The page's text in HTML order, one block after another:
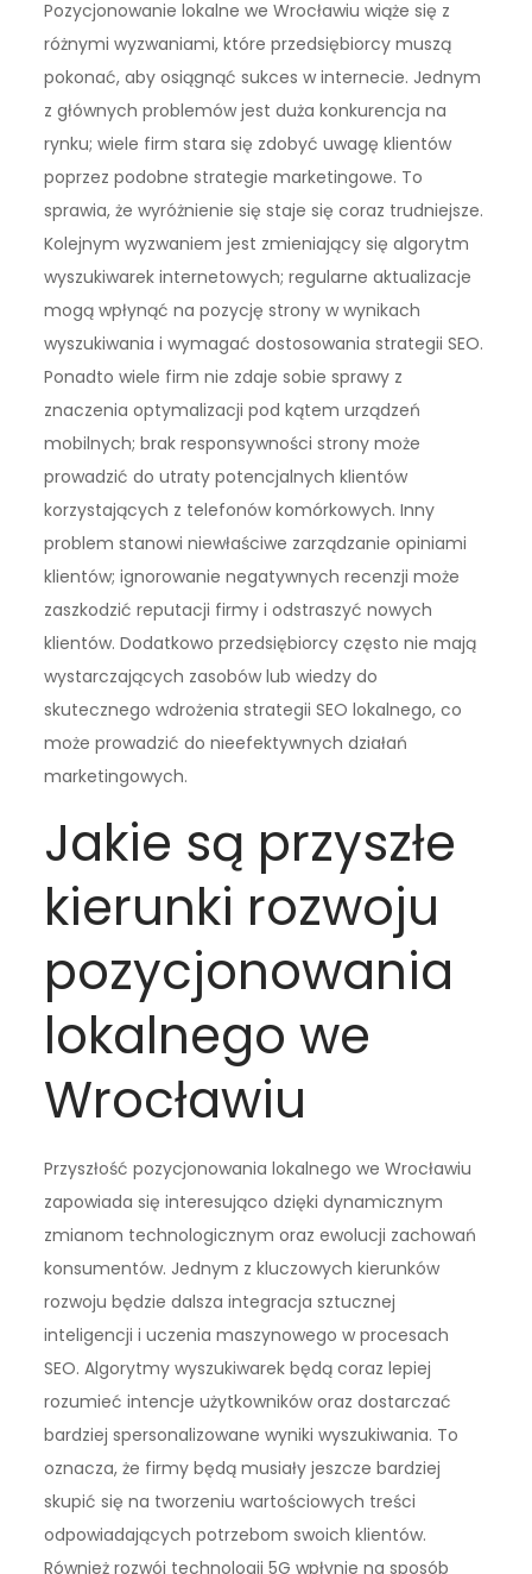
Pozycjonowanie lokalne we Wrocławiu wiąże się z
różnymi wyzwaniami, które przedsiębiorcy muszą
pokonać, aby osiągnąć sukces w internecie. Jednym
z głównych problemów jest duża konkurencja na
rynku; wiele firm stara się zdobyć uwagę klientów
poprzez podobne strategie marketingowe. To
sprawia, że wyróżnienie się staje się coraz trudniejsze.
Kolejnym wyzwaniem jest zmieniający się algorytm
wyszukiwarek internetowych; regularne aktualizacje
mogą wpłynąć na pozycję strony w wynikach
wyszukiwania i wymagać dostosowania strategii SEO.
Ponadto wiele firm nie zdaje sobie sprawy z
znaczenia optymalizacji pod kątem urządzeń
mobilnych; brak responsywności strony może
prowadzić do utraty potencjalnych klientów
korzystających z telefonów komórkowych. Inny
problem stanowi niewłaściwe zarządzanie opiniami
klientów; ignorowanie negatywnych recenzji może
zaszkodzić reputacji firmy i odstraszyć nowych
klientów. Dodatkowo przedsiębiorcy często nie mają
wystarczających zasobów lub wiedzy do
skutecznego wdrożenia strategii SEO lokalnego, co
może prowadzić do nieefektywnych działań
marketingowych.
Jakie są przyszłe
kierunki rozwoju
pozycjonowania
lokalnego we
Wrocławiu
Przyszłość pozycjonowania lokalnego we Wrocławiu
zapowiada się interesująco dzięki dynamicznym
zmianom technologicznym oraz ewolucji zachowań
konsumentów. Jednym z kluczowych kierunków
rozwoju będzie dalsza integracja sztucznej
inteligencji i uczenia maszynowego w procesach
SEO. Algorytmy wyszukiwarek będą coraz lepiej
rozumieć intencje użytkowników oraz dostarczać
bardziej spersonalizowane wyniki wyszukiwania. To
oznacza, że firmy będą musiały jeszcze bardziej
skupić się na tworzeniu wartościowych treści
odpowiadających potrzebom swoich klientów.
Również rozwój technologii 5G wpłynie na sposób